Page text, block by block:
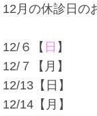
12月の休診日の
12/６【 日 】
12/７【月】
12/13【日】
12/14【月】